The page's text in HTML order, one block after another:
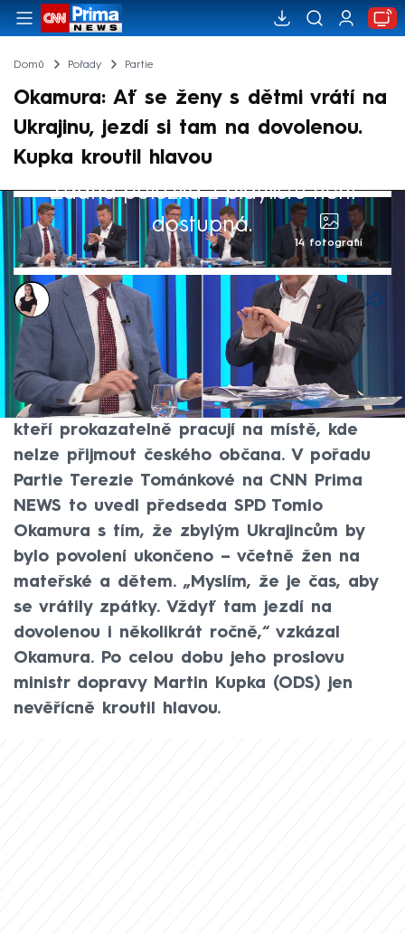
Domů Pořady Partie
Okamura: Ať se ženy s dětmi vrátí na
Ukrajinu, jezdí si tam na dovolenou.
Kupka kroutil hlavou
Žádná položka z playlistu není
dostupná.
14 fotografií
Monika Kabourková
4. kvě 2025, 16:01
Pokud by SPD bylo ve vládě, udělali bychom
zásadní revizi všech povolení k pobytu
Ukrajinců v Česku tak, aby zůstali jen ti,
kteří prokazatelně pracují na místě, kde
nelze přijmout českého občana. V pořadu
Partie Terezie Tománkové na CNN Prima
NEWS to uvedl předseda SPD Tomio
Okamura s tím, že zbylým Ukrajincům by
bylo povolení ukončeno – včetně žen na
mateřské a dětem. „Myslím, že je čas, aby
se vrátily zpátky. Vždyť tam jezdí na
dovolenou i několikrát ročně,“ vzkázal
Okamura. Po celou dobu jeho proslovu
ministr dopravy Martin Kupka (ODS) jen
nevěřícně kroutil hlavou.